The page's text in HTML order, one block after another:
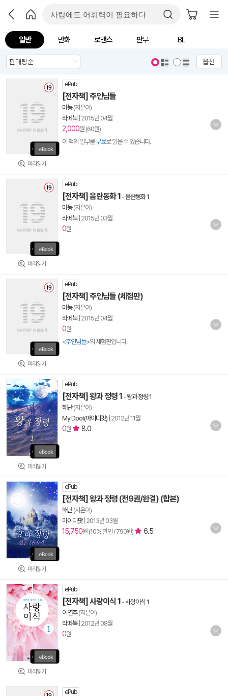
일반 만화 로맨스 판무 BL
옵션
미리읽기
ePub
[전자책] 주인님들
마뇽(지은이)
라떼북| 2015년 04월
2,000원 (60원)
이 책의 일부를무료로 읽을 수 있습니다.
미리읽기
ePub
[전자책] 음란동화 1 -음란동화 1
마뇽(지은이)
라떼북| 2015년 03월
0원
미리읽기
ePub
[전자책] 주인님들 (체험판)
마뇽(지은이)
라떼북| 2015년 04월
0원
<주인님들>의 체험판입니다.
미리읽기
ePub
[전자책] 왕과 정령 1 -왕과 정령 1
해난(지은이)
My Dpot(마이디팟) 2012년 11월
0원 8.0
미리읽기
ePub
[전자책] 왕과 정령 (전9권/완결) (합본)
해난(지은이)
마이디팟| 2013년 03월
15,750원 (10% 할인 / 790원) 6.5
미리읽기
ePub
[전자책] 사랑이식 1 -사랑이식 1
이연추(지은이)
라떼북| 2012년 08월
0원
ePub